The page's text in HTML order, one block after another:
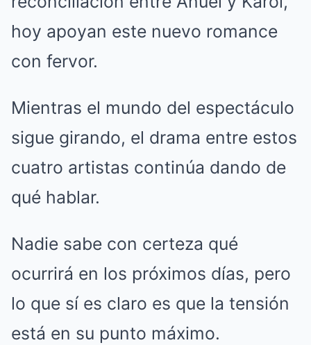
hoy apoyan este nuevo romance
con fervor.
Mientras el mundo del espectáculo
sigue girando, el drama entre estos
cuatro artistas continúa dando de
qué hablar.
Nadie sabe con certeza qué
ocurrirá en los próximos días, pero
lo que sí es claro es que la tensión
está en su punto máximo.